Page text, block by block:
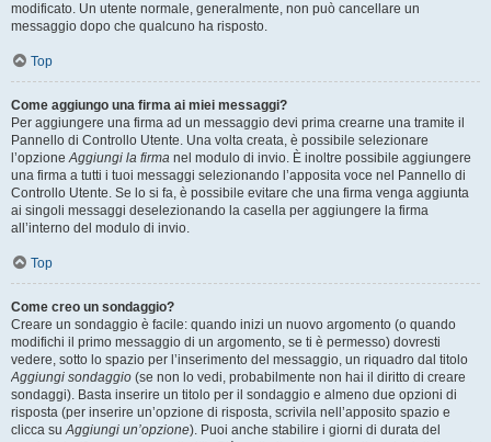
modificato. Un utente normale, generalmente, non può cancellare un
messaggio dopo che qualcuno ha risposto.
Top
Come aggiungo una firma ai miei messaggi?
Per aggiungere una firma ad un messaggio devi prima crearne una tramite il
Pannello di Controllo Utente. Una volta creata, è possibile selezionare
l’opzioneAggiungi la firma nel modulo di invio. È inoltre possibile aggiungere
una firma a tutti i tuoi messaggi selezionando l’apposita voce nel Pannello di
Controllo Utente. Se lo si fa, è possibile evitare che una firma venga aggiunta
ai singoli messaggi deselezionando la casella per aggiungere la firma
all’interno del modulo di invio.
Top
Come creo un sondaggio?
Creare un sondaggio è facile: quando inizi un nuovo argomento (o quando
modifichi il primo messaggio di un argomento, se ti è permesso) dovresti
vedere, sotto lo spazio per l’inserimento del messaggio, un riquadro dal titolo
Aggiungi sondaggio (se non lo vedi, probabilmente non hai il diritto di creare
sondaggi). Basta inserire un titolo per il sondaggio e almeno due opzioni di
risposta (per inserire un’opzione di risposta, scrivila nell’apposito spazio e
clicca suAggiungi un’opzione). Puoi anche stabilire i giorni di durata del